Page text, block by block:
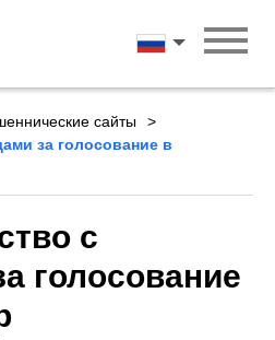
Русский
сайты
за голосование в
с
голосование